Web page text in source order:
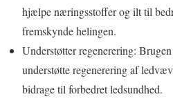
hjælpe næringsstoffer og ilt til
fremskynde helingen.
Understøtter regenerering:
understøtte regenerering af
bidrage til forbedret ledsundhed.